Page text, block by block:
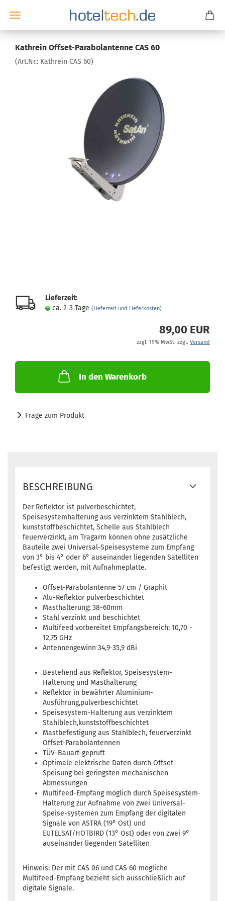
Kathrein Offset-Parabolantenne CAS 60
(Art.Nr.: Kathrein CAS 60)
Lieferzeit:
ca. 2-3 Tage (Lieferzeit und Lieferkosten)
89,00 EUR
zzgl. 19% MwSt. zzgl. Versand
In den Warenkorb
Frage zum Produkt
BESCHREIBUNG
Der Reflektor ist pulverbeschichtet,
Speisesystemhalterung aus verzinktem Stahlblech,
kunststoffbeschichtet, Schelle aus Stahlblech
feuerverzinkt, am Tragarm können ohne zusätzliche
Bauteile zwei Universal-Speisesysteme zum Empfang
von 3° bis 4° oder 6° auseinander liegenden Satelliten
befestigt werden, mit Aufnahmeplatte.
Offset-Parabolantenne 57 cm / Graphit
Alu-Reflektor pulverbeschichtet
Masthalterung: 38-60mm
Stahl verzinkt und beschichtet
Multifeed vorbereitet Empfangsbereich: 10,70 -
12,75 GHz
Antennengewinn 34,9-35,9 dBi
Bestehend aus Reflektor, Speisesystem-
Halterung und Masthalterung
Reflektor in bewährter Aluminium-
Ausführung,pulverbeschichtet
Speisesystem-Halterung aus verzinktem
Stahlblech,kunststoffbeschichtet
Mastbefestigung aus Stahlblech, feuerverzinkt
Offset-Parabolantennen
TÜV-Bauart-geprüft
Optimale elektrische Daten durch Offset-
Speisung bei geringsten mechanischen
Abmessungen
Multifeed-Empfang möglich durch Speisesystem-
Halterung zur Aufnahme von zwei Universal-
Speise-systemen zum Empfang der digitalen
Signale von ASTRA (19° Ost) und
EUTELSAT/HOTBIRD (13° Ost) oder von zwei 9°
auseinander liegenden Satelliten
Hinweis: Der mit CAS 06 und CAS 60 mögliche
Multifeed-Empfang bezieht sich ausschließlich auf
digitale Signale.